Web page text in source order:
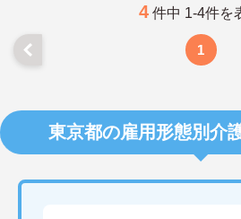
る職場も魅力の1つです。
ご興味のある方はお気軽にお問い合わせ
4 件中 1-4件を
1
東京都の雇用形態別介